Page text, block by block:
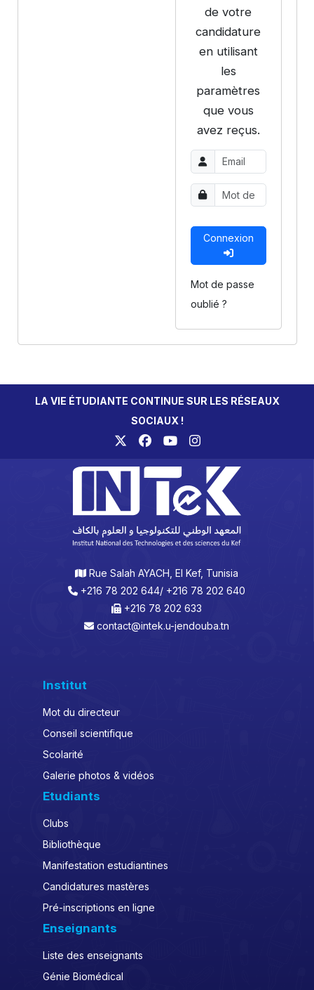
de votre
candidature
en utilisant
les
paramètres
que vous
avez reçus.
Mot de passe
oublié ?
LA VIE ÉTUDIANTE CONTINUE SUR LES RÉSEAUX
SOCIAUX !
Rue Salah AYACH, El Kef, Tunisia
+216 78 202 644/ +216 78 202 640
+216 78 202 633
contact@intek.u-jendouba.tn
Institut
Mot du directeur
Conseil scientifique
Scolarité
Galerie photos & vidéos
Etudiants
Clubs
Bibliothèque
Manifestation estudiantines
Candidatures mastères
Pré-inscriptions en ligne
Enseignants
Liste des enseignants
Génie Biomédical